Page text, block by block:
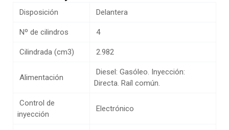
Disposición Delantera
Nº de cilindros 4
Cilindrada (cm3) 2.982
Alimentación
Diesel: Gasóleo. Inyección:
Directa. Raíl común.
Control de
inyección
Electrónico